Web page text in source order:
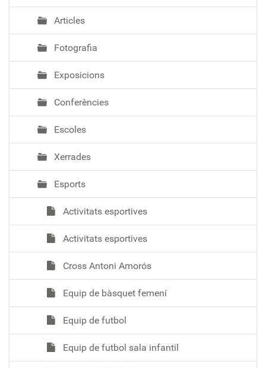
Articles
Fotografia
Exposicions
Conferències
Escoles
Xerrades
Esports
Activitats esportives
Activitats esportives
Cross Antoni Amorós
Equip de bàsquet femení
Equip de futbol
Equip de futbol sala infantil